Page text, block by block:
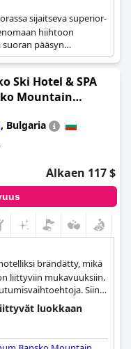
sijaitseva superior-
hiihtoon
pääsyn
Se on
läheisyyttä.
Ski Hotel & SPA
Mountain
, Bulgaria
Alkaen 117 $
brändätty, mikä
liittyviin mukavuuksiin.
Siinä
luokkaan